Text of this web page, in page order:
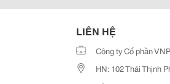
LIÊN HỆ
Công ty Cổ phần
HN: 102 Thái Thịnh